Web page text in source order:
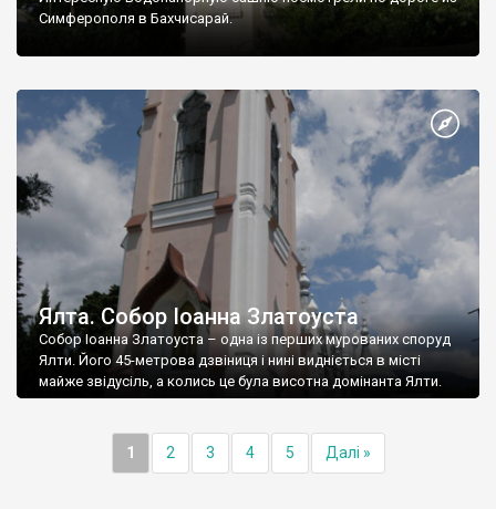
Симферополя в Бахчисарай.
Ялта. Собор Іоанна Златоуста
Собор Іоанна Златоуста – одна із перших мурованих споруд
Ялти. Його 45-метрова дзвіниця і нині видніється в місті
майже звідусіль, а колись це була висотна домінанта Ялти.
1 2 3 4 5 Далі »